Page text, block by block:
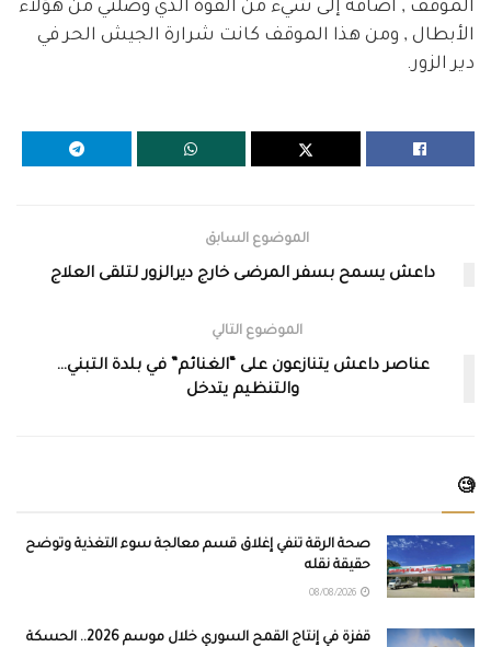
الموقف , اضافة إلى شيء من القوة الذي وصلني من هؤلاء
الأبطال , ومن هذا الموقف كانت شرارة الجيش الحر في
دير الزور.
الموضوع السابق
داعش يسمح بسفر المرضى خارج ديرالزور لتلقى العلاج
الموضوع التالي
عناصر داعش يتنازعون على “الغنائم” في بلدة التبني…
والتنظيم يتدخل
🧐
صحة الرقة تنفي إغلاق قسم معالجة سوء التغذية وتوضح
حقيقة نقله
قفزة في إنتاج القمح السوري خلال موسم 2026.. الحسكة